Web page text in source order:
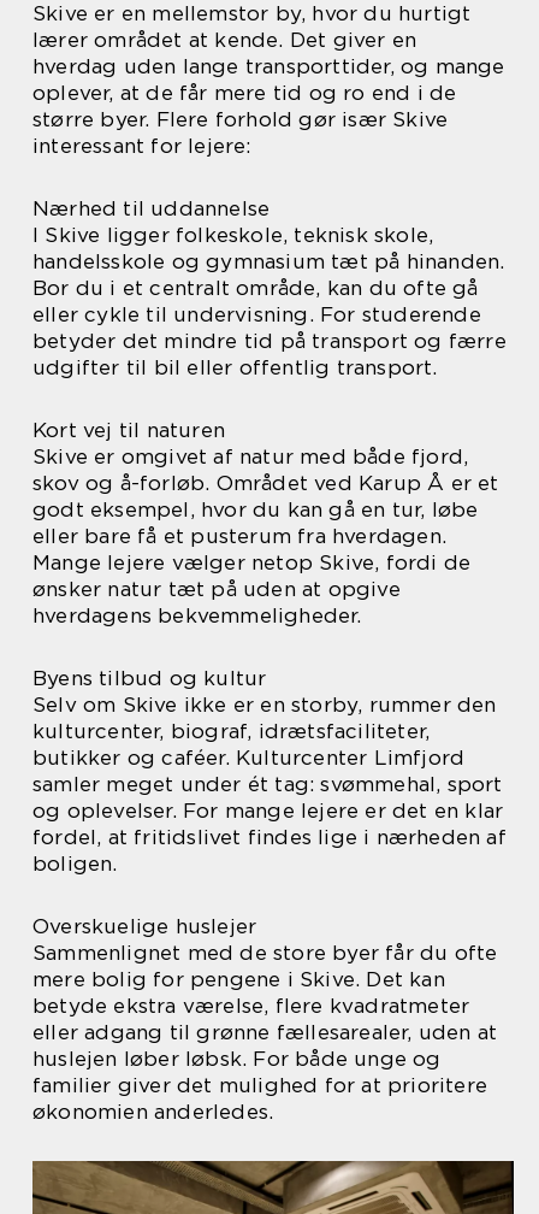
Skive er en mellemstor by, hvor du hurtigt
lærer området at kende. Det giver en
hverdag uden lange transporttider, og mange
oplever, at de får mere tid og ro end i de
større byer. Flere forhold gør især Skive
interessant for lejere:
Nærhed til uddannelse
I Skive ligger folkeskole, teknisk skole,
handelsskole og gymnasium tæt på hinanden.
Bor du i et centralt område, kan du ofte gå
eller cykle til undervisning. For studerende
betyder det mindre tid på transport og færre
udgifter til bil eller offentlig transport.
Kort vej til naturen
Skive er omgivet af natur med både fjord,
skov og å-forløb. Området ved Karup Å er et
godt eksempel, hvor du kan gå en tur, løbe
eller bare få et pusterum fra hverdagen.
Mange lejere vælger netop Skive, fordi de
ønsker natur tæt på uden at opgive
hverdagens bekvemmeligheder.
Byens tilbud og kultur
Selv om Skive ikke er en storby, rummer den
kulturcenter, biograf, idrætsfaciliteter,
butikker og caféer. Kulturcenter Limfjord
samler meget under ét tag: svømmehal, sport
og oplevelser. For mange lejere er det en klar
fordel, at fritidslivet findes lige i nærheden af
boligen.
Overskuelige huslejer
Sammenlignet med de store byer får du ofte
mere bolig for pengene i Skive. Det kan
betyde ekstra værelse, flere kvadratmeter
eller adgang til grønne fællesarealer, uden at
huslejen løber løbsk. For både unge og
familier giver det mulighed for at prioritere
økonomien anderledes.